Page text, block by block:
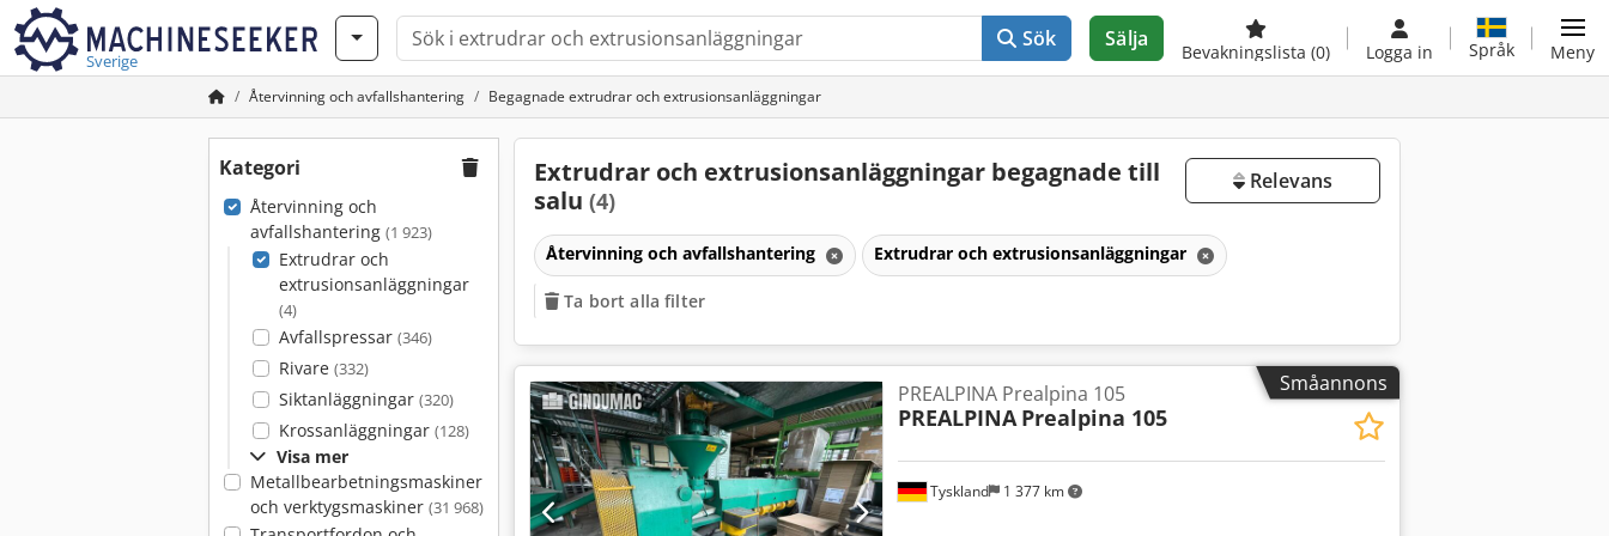
Sverige
Sök Sälja
Bevakningslista (0) Logga in Språk Meny
Återvinning och avfallshantering Begagnade extrudrar och extrusionsanläggningar
Kategori
Återvinning och
avfallshantering (1 923)
Extrudrar och
extrusionsanläggningar
(4)
Avfallspressar (346)
Rivare (332)
Siktanläggningar (320)
Krossanläggningar (128)
Visa mer
Metallbearbetningsmaskiner
och verktygsmaskiner (31 968)
Extrudrar och extrusionsanläggningar begagnade till
salu (4)
Relevans
Återvinning och avfallshantering Extrudrar och extrusionsanläggningar
Ta bort alla filter
Småannons
Tyskland 1 377 km
PREALPINA Prealpina 105
PREALPINA Prealpina 105